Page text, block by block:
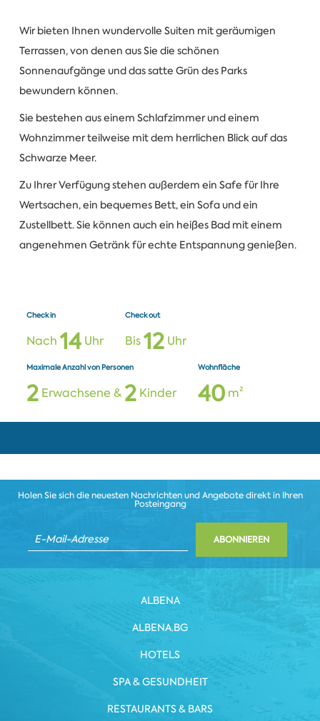
Wir bieten Ihnen wundervolle Suiten mit geräumigen
Terrassen, von denen aus Sie die schönen
Sonnenaufgänge und das satte Grün des Parks
bewundern können.
Sie bestehen aus einem Schlafzimmer und einem
Wohnzimmer teilweise mit dem herrlichen Blick auf das
Schwarze Meer.
Zu Ihrer Verfügung stehen außerdem ein Safe für Ihre
Wertsachen, ein bequemes Bett, ein Sofa und ein
Zustellbett. Sie können auch ein heißes Bad mit einem
angenehmen Getränk für echte Entspannung genießen.
Check in
Nach 14Uhr
Check out
Bis12Uhr
Maximale Anzahl von Personen
2Erwachsene & 2Kinder
Wohnfläche
40m²
Holen Sie sich die neuesten Nachrichten und Angebote direkt in Ihren
Posteingang
ABONNIEREN
ALBENA
ALBENA.BG
HOTELS
SPA & GESUNDHEIT
RESTAURANTS & BARS